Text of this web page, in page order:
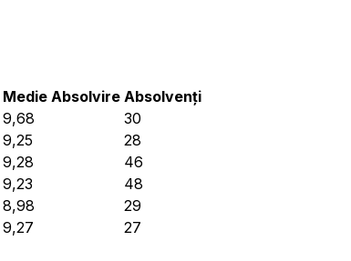
Medie Absolvire Absolvenți
9,68
30
9,25
28
9,28
46
9,23
48
8,98
29
9,27
27